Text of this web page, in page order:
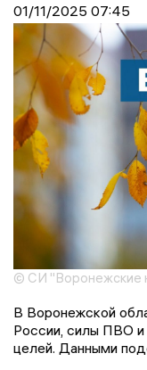
01/11/2025 07:45
© СИ "Воронежские
В Воронежской
России, силы ПВО
целей. Данными